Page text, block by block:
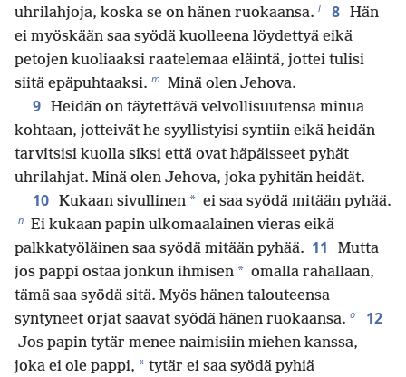
uhrilahjoja, koska se on hänen ruokaansa. l 8 Hän
ei myöskään saa syödä kuolleena löydettyä eikä
petojen kuoliaaksi raatelemaa eläintä, jottei tulisi
siitä epäpuhtaaksi. m Minä olen Jehova.
9 Heidän on täytettävä velvollisuutensa minua
kohtaan, jotteivät he syyllistyisi syntiin eikä heidän
tarvitsisi kuolla siksi että ovat häpäisseet pyhät
uhrilahjat. Minä olen Jehova, joka pyhitän heidät.
10 Kukaan sivullinen * ei saa syödä mitään pyhää.
n Ei kukaan papin ulkomaalainen vieras eikä
palkkatyöläinen saa syödä mitään pyhää. 11
Mutta
jos pappi ostaa jonkun ihmisen * omalla rahallaan,
tämä saa syödä sitä. Myös hänen talouteensa
syntyneet orjat saavat syödä hänen ruokaansa. o 12
Jos papin tytär menee naimisiin miehen kanssa,
joka ei ole pappi, * tytär ei saa syödä pyhiä